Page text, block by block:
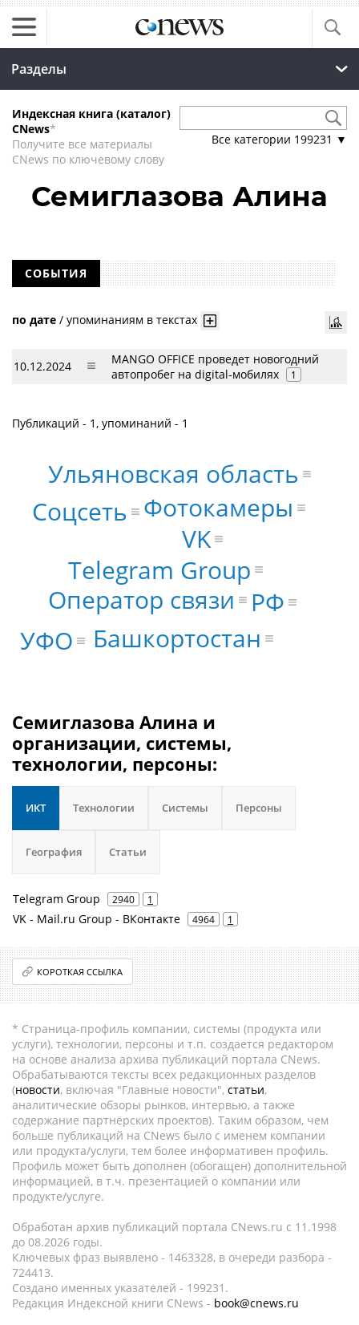
Разделы
Индексная книга (каталог)
CNews*
Получите все материалы
CNews по ключевому слову
Все категории 199231 ▼
Семиглазова Алина
СОБЫТИЯ
по дате / упоминаниям в текстах
10.12.2024
MANGO OFFICE проведет новогодний
автопробег на digital-мобилях
1
Публикаций - 1, упоминаний - 1
Telegram Group
VK
Оператор связи
Фотокамеры
Соцсеть
УФО Башкортостан
Ульяновская область
РФ
Семиглазова Алина и
организации, системы,
технологии, персоны:
ИКТ Технологии Системы Персоны
География Статьи
Telegram Group 2940 1
VK - Mail.ru Group - ВКонтакте 4964 1
КОРОТКАЯ ССЫЛКА
* Страница-профиль компании, системы (продукта или
услуги), технологии, персоны и т.п. создается редактором
на основе анализа архива публикаций портала CNews.
Обрабатываются тексты всех редакционных разделов
(новости, включая "Главные новости", статьи,
аналитические обзоры рынков, интервью, а также
содержание партнёрских проектов). Таким образом, чем
больше публикаций на CNews было с именем компании
или продукта/услуги, тем более информативен профиль.
Профиль может быть дополнен (обогащен) дополнительной
информацией, в т.ч. презентацией о компании или
продукте/услуге.
Обработан архив публикаций портала CNews.ru c 11.1998
до 08.2026 годы.
Ключевых фраз выявлено - 1463328, в очереди разбора -
724413.
Создано именных указателей - 199231.
Редакция Индексной книги CNews - book@cnews.ru